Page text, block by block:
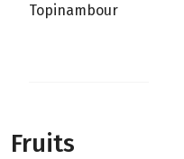
Topinambour
Fruits